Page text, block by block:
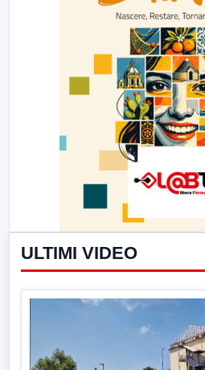
ULTIMI VIDEO